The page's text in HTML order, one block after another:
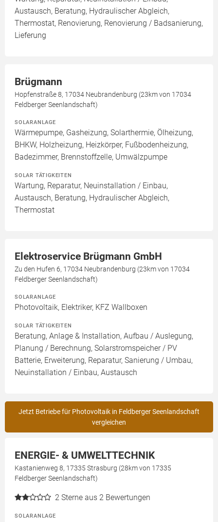
Austausch, Beratung, Hydraulischer Abgleich,
Thermostat, Renovierung, Renovierung / Badsanierung,
Lieferung
Brügmann
Hopfenstraße 8, 17034 Neubrandenburg (23km von 17034
Feldberger Seenlandschaft)
SOLARANLAGE
Wärmepumpe, Gasheizung, Solarthermie, Ölheizung,
BHKW, Holzheizung, Heizkörper, Fußbodenheizung,
Badezimmer, Brennstoffzelle, Umwälzpumpe
SOLAR TÄTIGKEITEN
Wartung, Reparatur, Neuinstallation / Einbau,
Austausch, Beratung, Hydraulischer Abgleich,
Thermostat
Elektroservice Brügmann GmbH
Zu den Hufen 6, 17034 Neubrandenburg (23km von 17034
Feldberger Seenlandschaft)
SOLARANLAGE
Photovoltaik, Elektriker, KFZ Wallboxen
SOLAR TÄTIGKEITEN
Beratung, Anlage & Installation, Aufbau / Auslegung,
Planung / Berechnung, Solarstromspeicher / PV
Batterie, Erweiterung, Reparatur, Sanierung / Umbau,
Neuinstallation / Einbau, Austausch
Jetzt Betriebe für Photovoltaik in Feldberger Seenlandschaft
vergleichen
ENERGIE- & UMWELTTECHNIK
Kastanienweg 8, 17335 Strasburg (28km von 17335
Feldberger Seenlandschaft)
2 Sterne aus 2 Bewertungen
SOLARANLAGE